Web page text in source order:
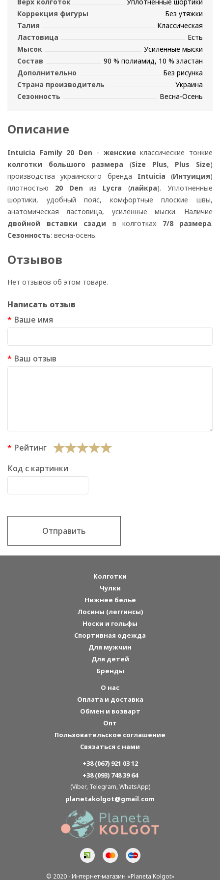
Верх колготок
Уплотненные шортики
Коррекция фигуры
Без утяжки
Талия
Классическая
Ластовица
Есть
Мысок
Усиленные мыски
Состав
90 % полиамид, 10 % эластан
Дополнительно
Без рисунка
Страна производитель
Украина
Сезонность
Весна-Осень
Описание
Intuicia Family 20 Den - женскиеклассические тонкие
колготки большого размера (Size Plus, Plus Size)
производства украинского бренда Intuicia (Интуиция)
плотностью 20 Den из Lycra(лайкра). Уплотненные
шортики, удобный пояс, комфортные плоские швы,
анатомическая ластовица, усиленные мыски. Наличие
двойной вставки
сзади в колготках 7/8 размера.
Сезонность: весна-осень.
Отзывов
Нет отзывов об этом товаре.
Написать отзыв
Ваше имя
Ваш отзыв
Рейтинг
Код с картинки
Отправить
© 2020 - Интернет-магазин «Planeta Kolgot»
Колготки
Чулки
Нижнее белье
Лосины (леггинсы)
Носки и гольфы
Спортивная одежда
Для мужчин
Для детей
Бренды
О нас
Оплата и доставка
Обмен и возварт
Опт
Пользовательское соглашение
Связаться с нами
+38 (067) 921 03 12
+38 (093) 748 39 64
(Viber, Telegram, WhatsApp)
planetakolgot@gmail.com